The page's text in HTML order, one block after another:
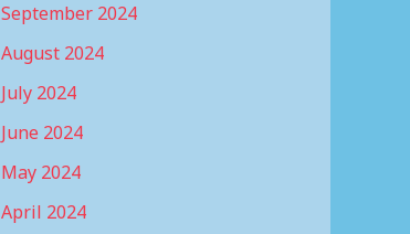
September 2024
August 2024
July 2024
June 2024
May 2024
April 2024